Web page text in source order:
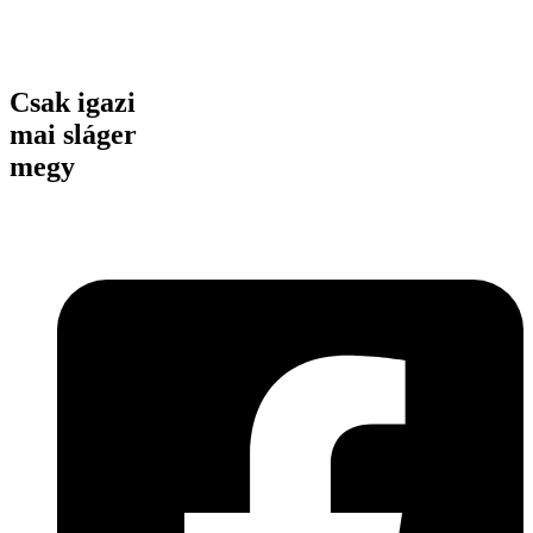
Csak igazi
mai sláger
megy